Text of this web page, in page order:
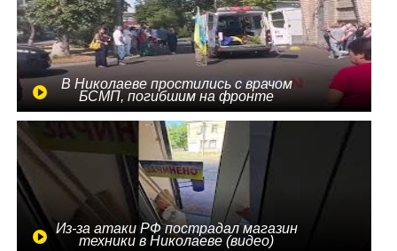
В Николаеве простились с врачом
БСМП, погибшим на фронте
Из-за атаки РФ пострадал магазин
техники в Николаеве (видео)